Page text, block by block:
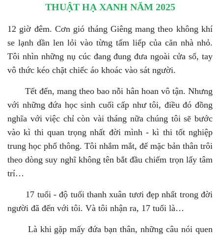
THUẬT HẠ XANH NĂM 2025
12 giờ đêm. Cơn gió tháng Giêng mang theo không khí
se lạnh dần len lỏi vào từng tấm liếp của căn nhà nhỏ.
Tôi nhìn những nụ cúc đang đung đưa ngoài cửa sổ, tay
vô thức kéo chặt chiếc áo khoác vào sát người.
Tết đến, mang theo bao nỗi hân hoan vô tận. Nhưng
với những đứa học sinh cuối cấp như tôi, điều đó đồng
nghĩa với việc chỉ còn vài tháng nữa chúng tôi sẽ bước
vào kì thi quan trọng nhất đời mình - kì thi tốt nghiệp
trung học phổ thông. Tôi nhắm mắt, để mặc bản thân trôi
theo dòng suy nghĩ không tên bắt đầu chiếm trọn lấy tâm
trí…
17 tuổi - độ tuổi thanh xuân tươi đẹp nhất trong đời
người đã đến với tôi. Và tôi nhận ra, 17 tuổi là…
Là khi gặp mấy đứa bạn thân, những câu nói quen